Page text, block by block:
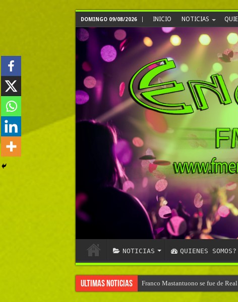
DOMINGO 09/08/2026 INICIO NOTICIAS
NOTICIAS QUIENES SOMOS?
Ultimas Noticias Franco Mastantuono se fue de